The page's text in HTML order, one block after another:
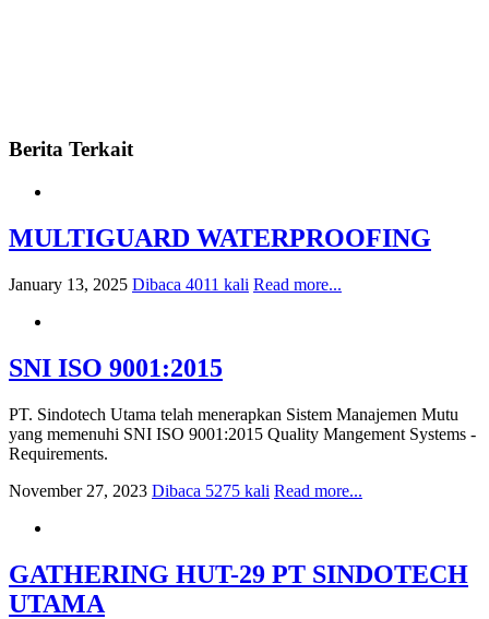
Berita Terkait
MULTIGUARD WATERPROOFING
January 13, 2025 Dibaca 4011 kali Read more...
SNI ISO 9001:2015
PT. Sindotech Utama telah menerapkan Sistem Manajemen Mutu
yang memenuhi SNI ISO 9001:2015 Quality Mangement Systems -
Requirements.
November 27, 2023 Dibaca 5275 kali Read more...
GATHERING HUT-29 PT SINDOTECH
UTAMA